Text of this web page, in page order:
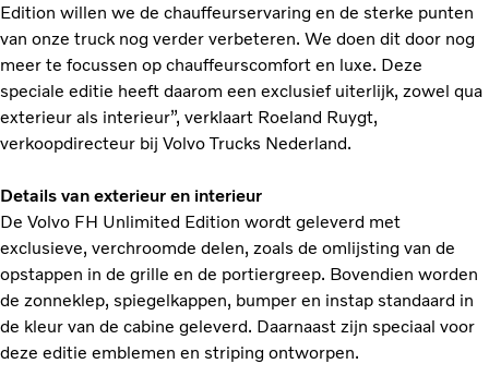
Edition willen we de chauffeurservaring en de sterke punten
van onze truck nog verder verbeteren. We doen dit door nog
meer te focussen op chauffeurscomfort en luxe. Deze
speciale editie heeft daarom een exclusief uiterlijk, zowel qua
exterieur als interieur”, verklaart Roeland Ruygt,
verkoopdirecteur bij Volvo Trucks Nederland.
Details van exterieur en interieur
De Volvo FH Unlimited Edition wordt geleverd met
exclusieve, verchroomde delen, zoals de omlijsting van de
opstappen in de grille en de portiergreep. Bovendien worden
de zonneklep, spiegelkappen, bumper en instap standaard in
de kleur van de cabine geleverd. Daarnaast zijn speciaal voor
deze editie emblemen en striping ontworpen.